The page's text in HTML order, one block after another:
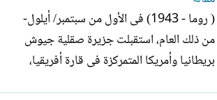
( روما - 1943) فى الأول من سبتمبر/ أيلول-
من ذلك العام، استقبلت جزيرة صقلية جيوش
بريطانيا وأمريكا المتمركزة فى قارة أفريقيا،